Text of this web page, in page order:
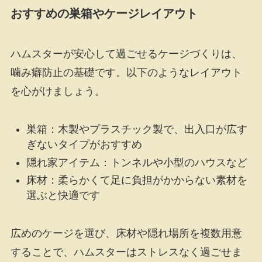
おすすめの巣箱やケージレイアウト
ハムスターが安心して過ごせるケージづくりは、
噛み癖防止の基礎です。以下のようなレイアウト
を心がけましょう。
巣箱：木製やプラスチック製で、出入口が広す
ぎないタイプがおすすめ
隠れ家アイテム：トンネルや小型のハウスなど
床材：柔らかくて足に負担がかからない素材を
選ぶと快適です
広めのケージを選び、床材や隠れ場所を複数用意
することで、ハムスターはストレスなく過ごせま